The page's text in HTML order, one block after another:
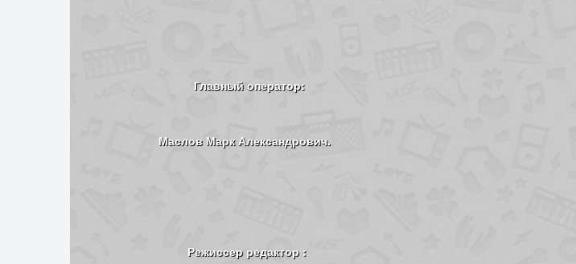
Главный оператор:
Маслов Марк Александрович.
Режиссер редактор :